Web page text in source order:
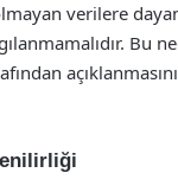
verilere
Bu